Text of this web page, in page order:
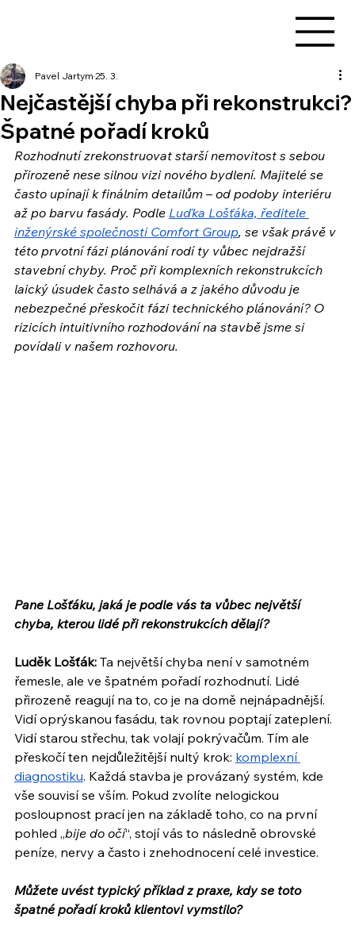
Nejčastější chyba při rekonstrukci?
Špatné pořadí kroků
Pavel Jartym 25. 3.
Rozhodnutí zrekonstruovat starší nemovitost s sebou
přirozeně nese silnou vizi nového bydlení. Majitelé se
často upínají k finálním detailům – od podoby interiéru
až po barvu fasády. Podle Luďka Lošťáka, ředitele
inženýrské společnosti Comfort Group, se však právě v
této prvotní fázi plánování rodí ty vůbec nejdražší
stavební chyby. Proč při komplexních rekonstrukcích
laický úsudek často selhává a z jakého důvodu je
nebezpečné přeskočit fázi technického plánování? O
rizicích intuitivního rozhodování na stavbě jsme si
povídali v našem rozhovoru.
Pane Lošťáku, jaká je podle vás ta vůbec největší
chyba, kterou lidé při rekonstrukcích dělají?
Luděk Lošťák: Ta největší chyba není v samotném
řemesle, ale ve špatném pořadí rozhodnutí. Lidé
přirozeně reagují na to, co je na domě nejnápadnější.
Vidí oprýskanou fasádu, tak rovnou poptají zateplení.
Vidí starou střechu, tak volají pokrývačům. Tím ale
přeskočí ten nejdůležitější nultý krok: komplexní
diagnostiku. Každá stavba je provázaný systém, kde
vše souvisí se vším. Pokud zvolíte nelogickou
posloupnost prací jen na základě toho, co na první
pohled „bije do očí“, stojí vás to následně obrovské
peníze, nervy a často i znehodnocení celé investice.
Můžete uvést typický příklad z praxe, kdy se toto
špatné pořadí kroků klientovi vymstilo?